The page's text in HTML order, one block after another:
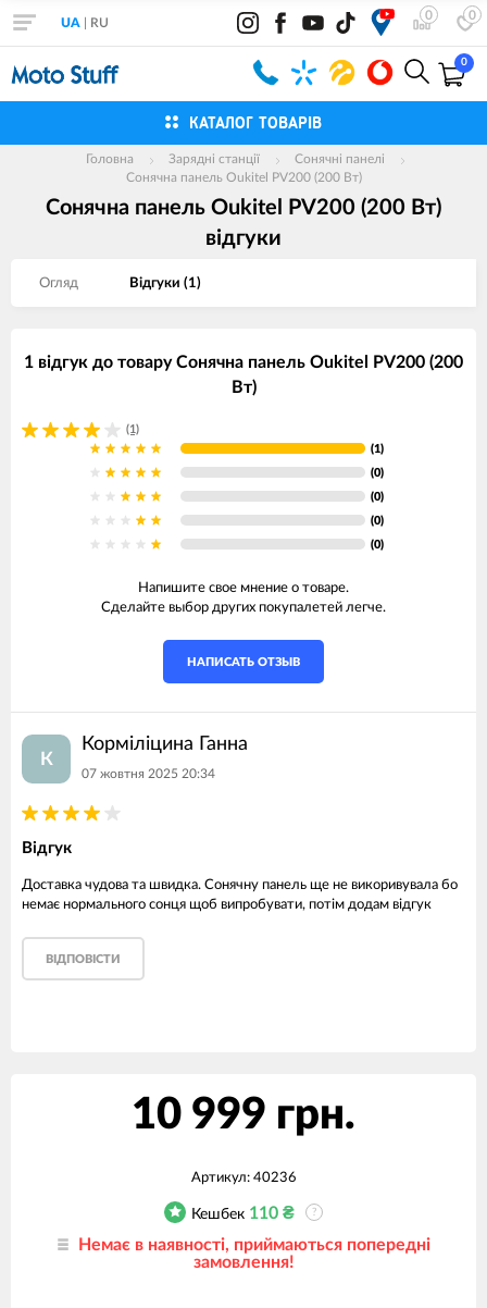
0 0
UA RU
0
КАТАЛОГ ТОВАРІВ
Головна Зарядні станції
Сонячні панелі
Сонячна панель Oukitel PV200 (200 Вт)
Сонячна панель Oukitel PV200 (200 Вт)
вiдгуки
Огляд Вiдгуки (1)
1 відгук до товару Сонячна панель Oukitel PV200 (200
Вт)
(1)
(1)
(0)
(0)
(0)
(0)
Напишите свое мнение о товаре.
Сделайте выбор других покупалетей легче.
НАПИСАТЬ ОТЗЫВ
К
Корміліцина Ганна
07 жовтня 2025 20:34
Відгук
Доставка чудова та швидка. Сонячну панель ще не викоривувала бо
немає нормального сонця щоб випробувати, потім додам відгук
ВІДПОВІСТИ
10 999 грн.
Артикул: 40236
Кешбек 110 ₴ ?
Немає в наявності, приймаються попередні
замовлення!